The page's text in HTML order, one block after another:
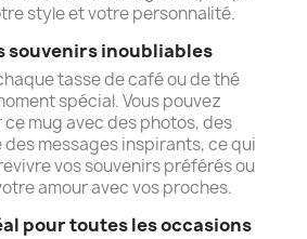
style et votre personnalité.
souvenirs inoubliables
tasse de café ou de thé
spécial. Vous pouvez
mug avec des photos, des
des messages inspirants, ce qui
vos souvenirs préférés ou
amour avec vos proches.
pour toutes les occasions